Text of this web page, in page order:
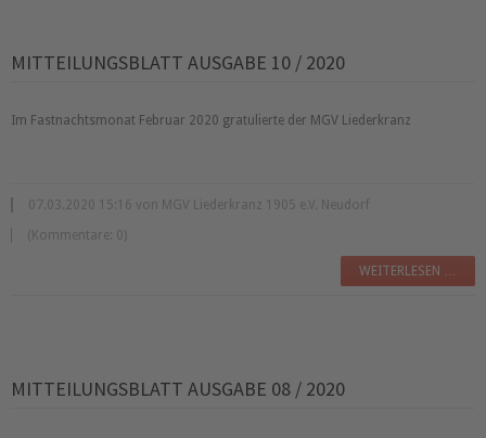
MITTEILUNGSBLATT AUSGABE 10 / 2020
Im Fastnachtsmonat Februar 2020 gratulierte der MGV Liederkranz
07.03.2020 15:16 von MGV Liederkranz 1905 e.V. Neudorf
(Kommentare: 0)
WEITERLESEN …
MITTEILUNGSBLATT AUSGABE 08 / 2020